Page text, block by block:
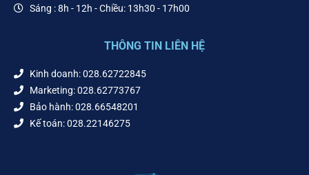
Sáng : 8h - 12h - Chiều: 13h30 - 17h00
THÔNG TIN LIÊN HỆ
Kinh doanh: 028.62722845
Marketing: 028.62773767
Bảo hành: 028.66548201
Kế toán: 028.22146275